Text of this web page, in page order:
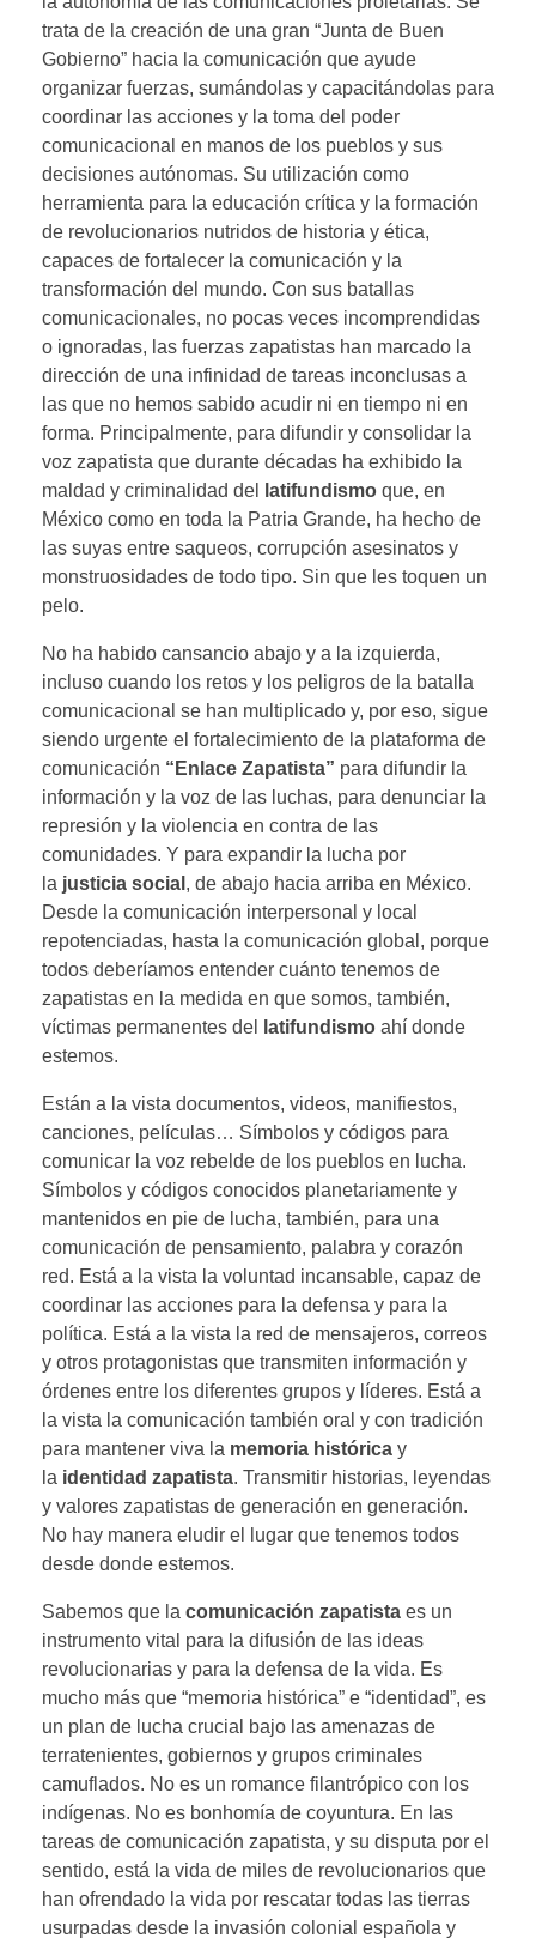
trata de la creación de una gran “Junta de Buen
Gobierno” hacia la comunicación que ayude
organizar fuerzas, sumándolas y capacitándolas para
coordinar las acciones y la toma del poder
comunicacional en manos de los pueblos y sus
decisiones autónomas. Su utilización como
herramienta para la educación crítica y la formación
de revolucionarios nutridos de historia y ética,
capaces de fortalecer la comunicación y la
transformación del mundo. Con sus batallas
comunicacionales, no pocas veces incomprendidas
o ignoradas, las fuerzas zapatistas han marcado la
dirección de una infinidad de tareas inconclusas a
las que no hemos sabido acudir ni en tiempo ni en
forma. Principalmente, para difundir y consolidar la
voz zapatista que durante décadas ha exhibido la
maldad y criminalidad del
latifundismo que, en
México como en toda la Patria Grande, ha hecho de
las suyas entre saqueos, corrupción asesinatos y
monstruosidades de todo tipo. Sin que les toquen un
pelo.
No ha habido cansancio abajo y a la izquierda,
incluso cuando los retos y los peligros de la batalla
comunicacional se han multiplicado y, por eso, sigue
siendo urgente el fortalecimiento de la plataforma de
comunicación “Enlace Zapatista” para difundir la
información y la voz de las luchas, para denunciar la
represión y la violencia en contra de las
comunidades. Y para expandir la lucha por
la justicia social , de abajo hacia arriba en México.
Desde la comunicación interpersonal y local
repotenciadas, hasta la comunicación global, porque
todos deberíamos entender cuánto tenemos de
zapatistas en la medida en que somos, también,
víctimas permanentes del
latifundismo ahí donde
estemos.
Están a la vista documentos, videos, manifiestos,
canciones, películas… Símbolos y códigos para
comunicar la voz rebelde de los pueblos en lucha.
Símbolos y códigos conocidos planetariamente y
mantenidos en pie de lucha, también, para una
comunicación de pensamiento, palabra y corazón
red. Está a la vista la voluntad incansable, capaz de
coordinar las acciones para la defensa y para la
política. Está a la vista la red de mensajeros, correos
y otros protagonistas que transmiten información y
órdenes entre los diferentes grupos y líderes. Está a
la vista la comunicación también oral y con tradición
para mantener viva la memoria histórica y
la identidad zapatista. Transmitir historias, leyendas
y valores zapatistas de generación en generación.
No hay manera eludir el lugar que tenemos todos
desde donde estemos.
Sabemos que la comunicación zapatista es un
instrumento vital para la difusión de las ideas
revolucionarias y para la defensa de la vida. Es
mucho más que “memoria histórica” e “identidad”, es
un plan de lucha crucial bajo las amenazas de
terratenientes, gobiernos y grupos criminales
camuflados. No es un romance filantrópico con los
indígenas. No es bonhomía de coyuntura. En las
tareas de comunicación zapatista, y su disputa por el
sentido, está la vida de miles de revolucionarios que
han ofrendado la vida por rescatar todas las tierras
usurpadas desde la invasión colonial española y